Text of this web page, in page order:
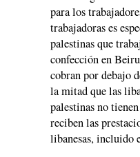
para los
trabajadoras es
palestinas que
confección en
cobran por debajo
la mitad que las
palestinas no
reciben las
libanesas, incluido